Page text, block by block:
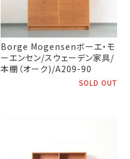
Borge Mogensenボーエ・モ
ーエンセン/スウェーデン家具/
本棚（オーク)/A209-90
SOLD OUT